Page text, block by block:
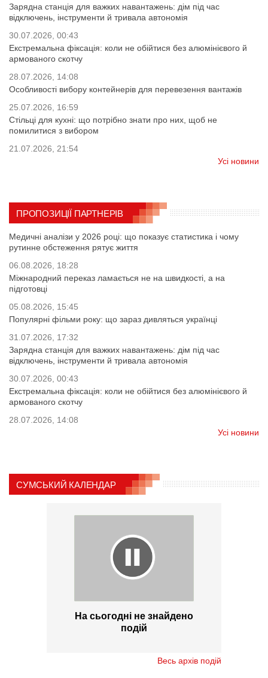
Зарядна станція для важких навантажень: дім під час
відключень, інструменти й тривала автономія
30.07.2026, 00:43
Екстремальна фіксація: коли не обійтися без алюмінієвого й
армованого скотчу
28.07.2026, 14:08
Особливості вибору контейнерів для перевезення вантажів
25.07.2026, 16:59
Стільці для кухні: що потрібно знати про них, щоб не
помилитися з вибором
21.07.2026, 21:54
Усі новини
ПРОПОЗИЦІЇ ПАРТНЕРІВ
Медичні аналізи у 2026 році: що показує статистика і чому
рутинне обстеження рятує життя
06.08.2026, 18:28
Міжнародний переказ ламається не на швидкості, а на
підготовці
05.08.2026, 15:45
Популярні фільми року: що зараз дивляться українці
31.07.2026, 17:32
Зарядна станція для важких навантажень: дім під час
відключень, інструменти й тривала автономія
30.07.2026, 00:43
Екстремальна фіксація: коли не обійтися без алюмінієвого й
армованого скотчу
28.07.2026, 14:08
Усі новини
СУМСЬКИЙ КАЛЕНДАР
На сьогодні не знайдено
подій
Весь архів подій